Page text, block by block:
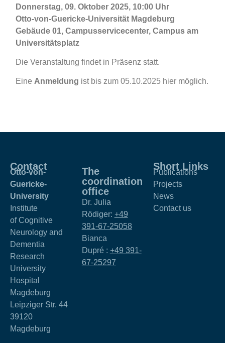
Donnerstag, 09. Oktober 2025, 10:00 Uhr
Otto-von-Guericke-Universität Magdeburg
Gebäude 01, Campusservicecenter, Campus am
Universitätsplatz
Die Veranstaltung findet in Präsenz statt.
Eine Anmeldung ist bis zum 05.10.2025 hier möglich.
Contact
Otto-von-
Guericke-
University
Institute
of Cognitive
Neurology and
Dementia
Research
University
Hospital
Magdeburg
Leipziger Str. 44
39120
Magdeburg
The
coordination
office
Dr. Julia
Rödiger: +49
391-67-25058
Bianca
Dupré : +49 391-
67-25297
Short Links
Publications
Projects
News
Contact us